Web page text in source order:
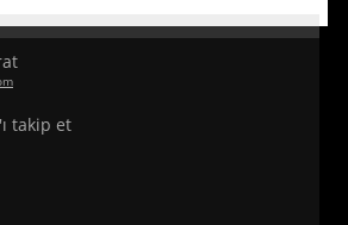
takip et